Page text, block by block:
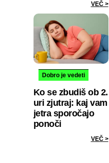
VEČ >
Dobro je vedeti
Ko se zbudiš ob 2.
uri zjutraj: kaj vam
jetra sporočajo
ponoči
VEČ >